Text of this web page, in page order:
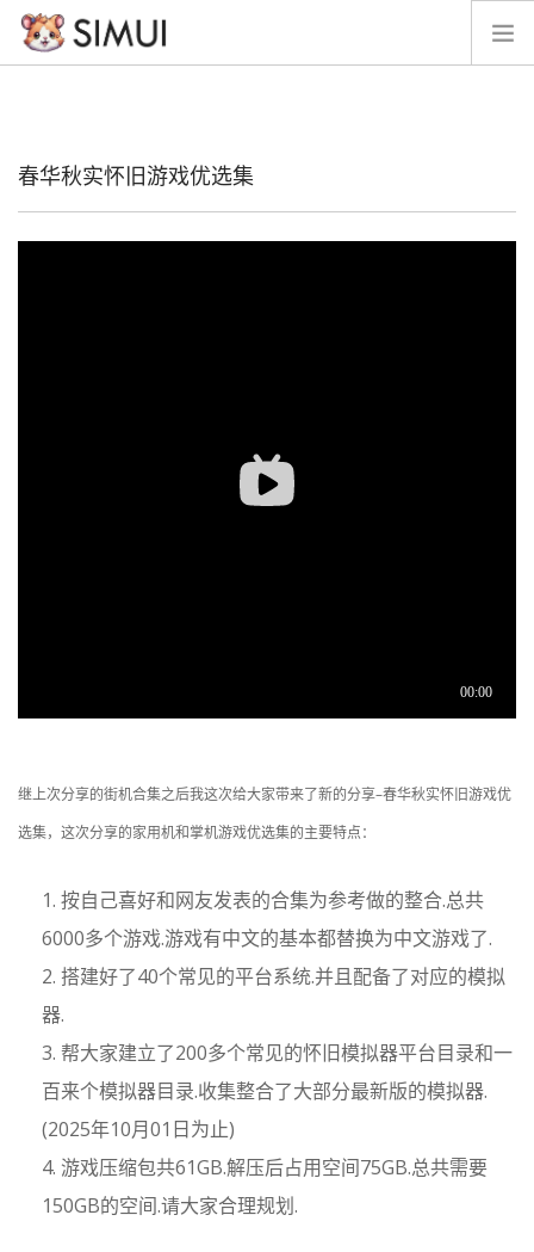
留言
帮助文档
春华秋实怀旧游戏优选集
继上次分享的街机合集之后我这次给大家带来了新的分享–春华秋实怀旧游戏优
选集，这次分享的家用机和掌机游戏优选集的主要特点：
按自己喜好和网友发表的合集为参考做的整合.总共
6000多个游戏.游戏有中文的基本都替换为中文游戏了.
搭建好了40个常见的平台系统.并且配备了对应的模拟
器.
帮大家建立了200多个常见的怀旧模拟器平台目录和一
百来个模拟器目录.收集整合了大部分最新版的模拟器.
(2025年10月01日为止)
游戏压缩包共61GB.解压后占用空间75GB.总共需要
150GB的空间.请大家合理规划.